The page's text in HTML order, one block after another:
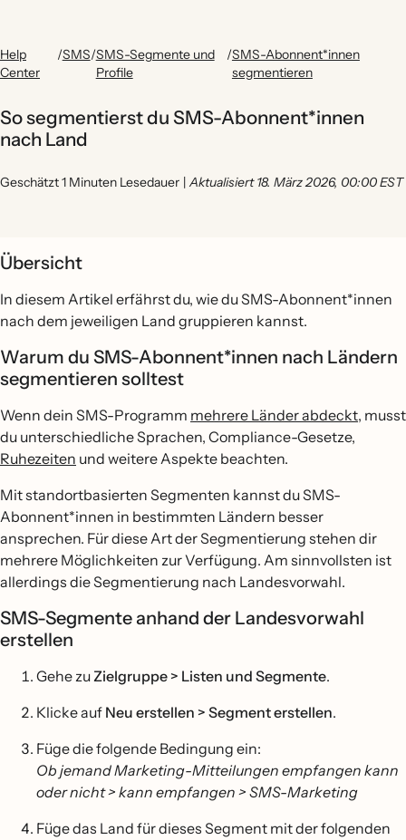
Help
Center
/SMS/SMS-Segmente und
Profile
/SMS-Abonnent*innen
segmentieren
So segmentierst du SMS-Abonnent*innen
nach Land
Geschätzt 1 Minuten Lesedauer | Aktualisiert 18. März 2026, 00:00 EST
Übersicht
In diesem Artikel erfährst du, wie du SMS-Abonnent*innen
nach dem jeweiligen Land gruppieren kannst.
Warum du SMS-Abonnent*innen nach Ländern
segmentieren solltest
Wenn dein SMS-Programm mehrere Länder abdeckt, musst
du unterschiedliche Sprachen, Compliance-Gesetze,
Ruhezeiten und weitere Aspekte beachten.
Mit standortbasierten Segmenten kannst du SMS-
Abonnent*innen in bestimmten Ländern besser
ansprechen. Für diese Art der Segmentierung stehen dir
mehrere Möglichkeiten zur Verfügung. Am sinnvollsten ist
allerdings die Segmentierung nach Landesvorwahl.
SMS-Segmente anhand der Landesvorwahl
erstellen
Gehe zuZielgruppe > Listen und Segmente.
Klicke auf Neu erstellen > Segment erstellen.
Füge die folgende Bedingung ein:
Ob jemand Marketing-Mitteilungen empfangen kann
oder nicht > kann empfangen > SMS-Marketing
Füge das Land für dieses Segment mit der folgenden